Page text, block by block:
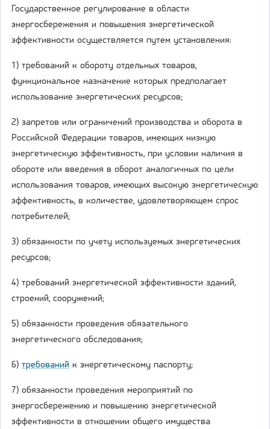
Государственное регулирование в области
энергосбережения и повышения энергетической
эффективности осуществляется путем установления:
1) требований к обороту отдельных товаров,
функциональное назначение которых предполагает
использование энергетических ресурсов;
2) запретов или ограничений производства и оборота в
Российской Федерации товаров, имеющих низкую
энергетическую эффективность, при условии наличия в
обороте или введения в оборот аналогичных по цели
использования товаров, имеющих высокую энергетическую
эффективность, в количестве, удовлетворяющем спрос
потребителей;
3) обязанности по учету используемых энергетических
ресурсов;
4) требований энергетической эффективности зданий,
строений, сооружений;
5) обязанности проведения обязательного
энергетического обследования;
6) требований к энергетическому паспорту;
7) обязанности проведения мероприятий по
энергосбережению и повышению энергетической
эффективности в отношении общего имущества